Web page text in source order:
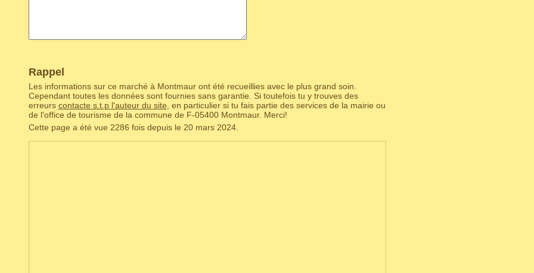
Rappel
Les informations sur ce marché à Montmaur ont été recueillies avec le plus grand soin.
Cependant toutes les données sont fournies sans garantie. Si toutefois tu y trouves des
erreurs contacte s.t.p l'auteur du site , en particulier si tu fais partie des services de la mairie ou
de l'office de tourisme de la commune de F‑05400 Montmaur. Merci!
Cette page a été vue 2286 fois depuis le 20 mars 2024.